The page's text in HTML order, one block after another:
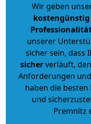
Wir geben
kostengünstig
unserer
sicher sein, dass
sicherverläuft,
Anforderungen
haben die
und
Premnitz